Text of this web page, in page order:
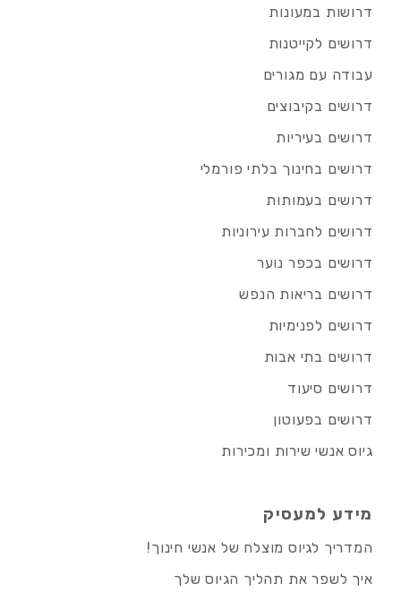
דרושות במעונות
דרושים לקייטנות
עבודה עם מגורים
דרושים בקיבוצים
דרושים בעיריות
דרושים בחינוך בלתי פורמלי
דרושים בעמותות
דרושים לחברות עירוניות
דרושים בכפר נוער
דרושים בריאות הנפש
דרושים לפנימיות
דרושים בתי אבות
דרושים סיעוד
דרושים בפעוטון
גיוס אנשי שירות ומכירות
מידע למעסיק
המדריך לגיוס מוצלח של אנשי חינוך!
איך לשפר את תהליך הגיוס שלך